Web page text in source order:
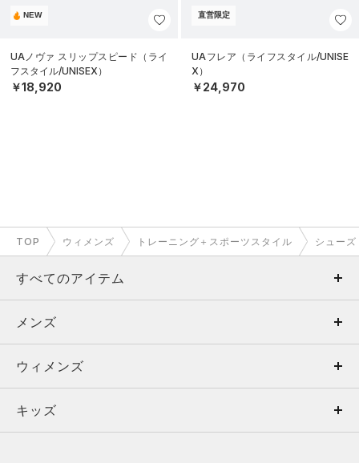
NEW
UAノヴァ スリップスピード（ライ
フスタイル/UNISEX）
￥18,920
直営限定
UAフレア（ライフスタイル/UNISE
X）
￥24,970
TOP ウィメンズ トレーニング＋スポーツスタイル シューズ
すべてのアイテム
メンズ
ウィメンズ
キッズ
メンズ
トップス
ボトムス
ウィメンズ
トップス
キッズ